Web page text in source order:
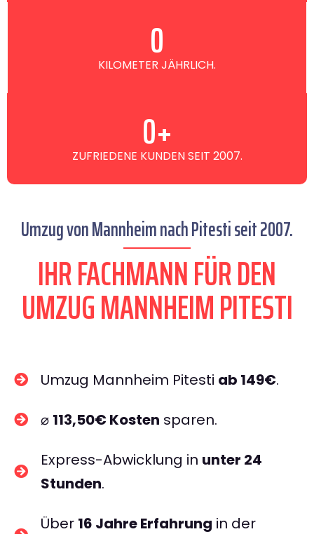
KILOMETER JÄHRLICH.
0
ZUFRIEDENE KUNDEN SEIT 2007.
0+
Umzug von Mannheim nach Pitesti seit 2007.
IHR FACHMANN FÜR DEN
UMZUG MANNHEIM PITESTI
Umzug Mannheim Pitesti ab 149€.
⌀ 113,50€ Kosten sparen.
Express-Abwicklung in unter 24
Stunden.
Über 16 Jahre Erfahrung in der